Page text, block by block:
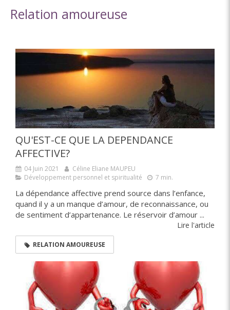
Relation amoureuse
QU'EST-CE QUE LA DEPENDANCE
AFFECTIVE?
04 Juin 2021
Céline Eliane MAUPEU
Développement personnel et spiritualité
7 min.
La dépendance affective prend source dans l’enfance,
quand il y a un manque d’amour, de reconnaissance, ou
de sentiment d’appartenance. Le réservoir d’amour ...
Lire l'article
RELATION AMOUREUSE